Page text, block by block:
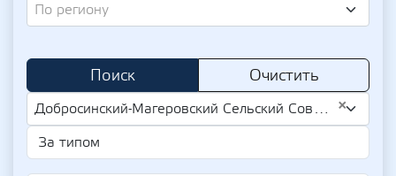
По региону
Поиск Очистить
×
Добросинский-Магеровский Сельский Совет (UA-EDR 04371727)